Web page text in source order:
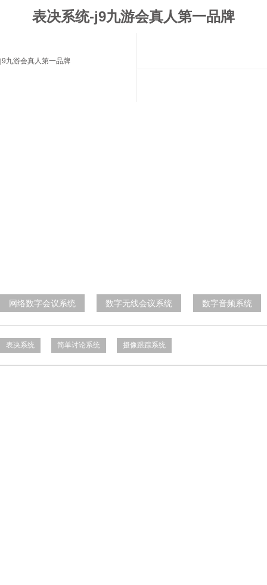
表决系统-j9九游会真人第一品牌
j9九游会真人第一品牌
网络数字会议系统 数字无线会议系统 数字音频系统
表决系统 简单讨论系统 摄像跟踪系统